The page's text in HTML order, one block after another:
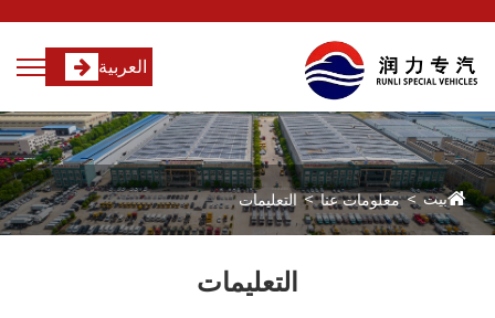
العربية
بيت معلومات عنا التعليمات
التعليمات